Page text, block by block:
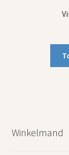
Winkelmand